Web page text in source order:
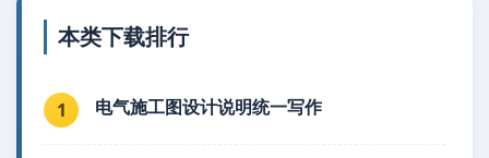
本类下载排行
1 电气施工图设计说明统一写作